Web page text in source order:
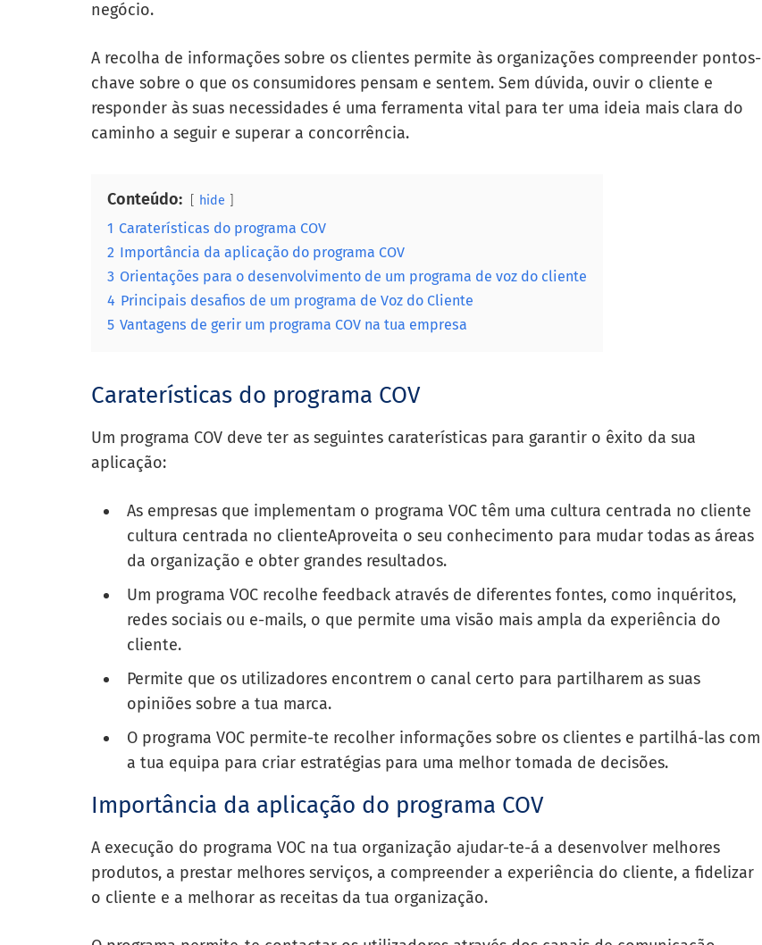
negócio.
A recolha de informações sobre os clientes permite às organizações compreender pontos-
chave sobre o que os consumidores pensam e sentem. Sem dúvida, ouvir o cliente e
responder às suas necessidades é uma ferramenta vital para ter uma ideia mais clara do
caminho a seguir e superar a concorrência.
Conteúdo: hide
1 Caraterísticas do programa COV
2 Importância da aplicação do programa COV
3 Orientações para o desenvolvimento de um programa de voz do cliente
4 Principais desafios de um programa de Voz do Cliente
5 Vantagens de gerir um programa COV na tua empresa
Caraterísticas do programa COV
Um programa COV deve ter as seguintes caraterísticas para garantir o êxito da sua
aplicação:
As empresas que implementam o programa VOC têm uma cultura centrada no cliente
cultura centrada no clienteAproveita o seu conhecimento para mudar todas as áreas
da organização e obter grandes resultados.
Um programa VOC recolhe feedback através de diferentes fontes, como inquéritos,
redes sociais ou e-mails, o que permite uma visão mais ampla da experiência do
cliente.
Permite que os utilizadores encontrem o canal certo para partilharem as suas
opiniões sobre a tua marca.
O programa VOC permite-te recolher informações sobre os clientes e partilhá-las com
a tua equipa para criar estratégias para uma melhor tomada de decisões.
Importância da aplicação do programa COV
A execução do programa VOC na tua organização ajudar-te-á a desenvolver melhores
produtos, a prestar melhores serviços, a compreender a experiência do cliente, a fidelizar
o cliente e a melhorar as receitas da tua organização.